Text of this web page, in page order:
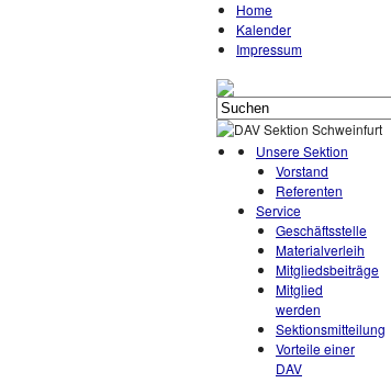
Home
Kalender
Impressum
Unsere Sektion
Vorstand
Referenten
Service
Geschäftsstelle
Materialverleih
Mitgliedsbeiträge
Mitglied
werden
Sektionsmitteilung
Vorteile einer
DAV